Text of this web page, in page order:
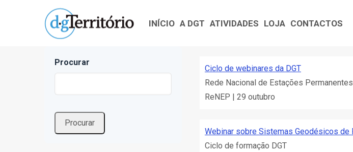
INÍCIO A DGT ATIVIDADES LOJA CONTACTOS
Ciclo de webinares da DGT
Rede Nacional de Estações
ReNEP | 29 outubro
Webinar sobre Sistemas Geodésicos de
Ciclo de formação DGT
Procurar